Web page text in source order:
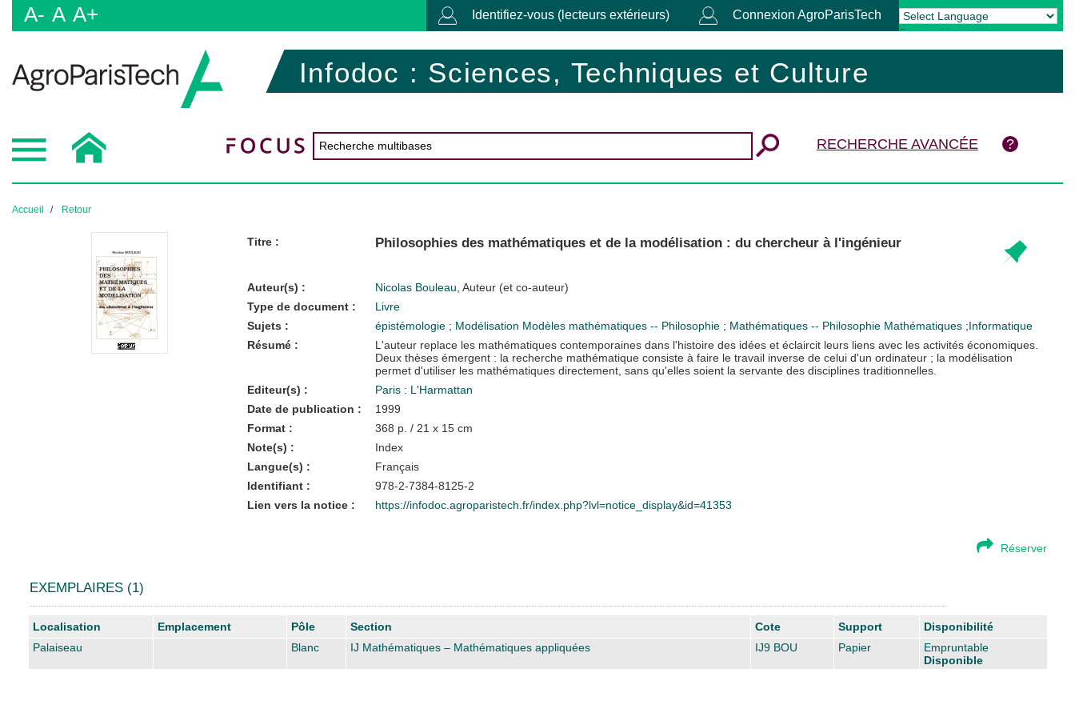
A- A A+ Identifiez-vous (lecteurs extérieurs) Connexion AgroParisTech
Powered by Translate
Infodoc : Sciences, Techniques et Culture
RECHERCHE AVANCÉE
Accueil Retour
Titre : Philosophies des mathématiques et de la modélisation : du chercheur à l'ingénieur
Auteur(s) : Nicolas Bouleau , Auteur (et co-auteur)
Type de document :
Livre
Sujets :
épistémologie ; Modélisation Modèles mathématiques -- Philosophie ; Mathématiques -- Philosophie Mathématiques ;Informatique
Résumé :
L'auteur replace les mathématiques contemporaines dans l'histoire des idées et éclaircit leurs liens avec les activités économiques.
Deux thèses émergent : la recherche mathématique consiste à faire le travail inverse de celui d'un ordinateur ; la modélisation
permet d'utiliser les mathématiques directement, sans qu'elles soient la servante des disciplines traditionnelles.
Editeur(s) :
Paris : L'Harmattan
Date de publication :
1999
Format :
368 p. / 21 x 15 cm
Note(s) :
Index
Langue(s) :
Français
Identifiant :
978-2-7384-8125-2
Lien vers la notice :
https://infodoc.agroparistech.fr/index.php?lvl=notice_display&id=41353
Réserver
EXEMPLAIRES (1)
Liste des exemplaires
Localisation Emplacement Pôle Section Cote Support
Disponibilité
Palaiseau
Blanc IJ Mathématiques – Mathématiques appliquées IJ9 BOU Papier
Empruntable
Disponible